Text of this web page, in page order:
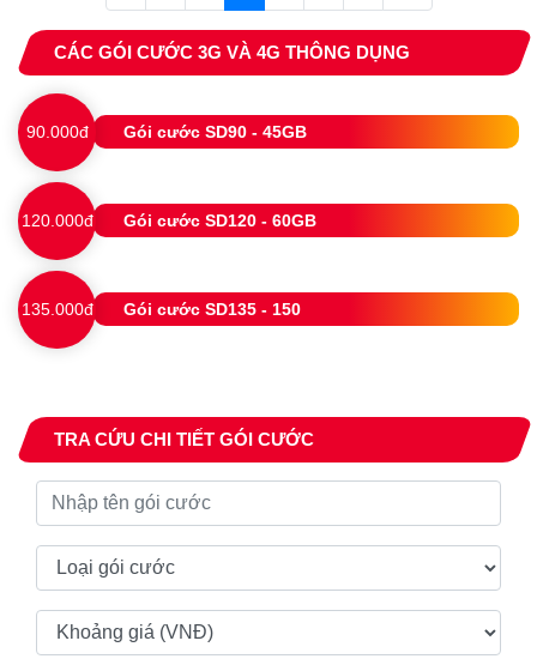
CÁC GÓI CƯỚC 3G VÀ 4G THÔNG DỤNG
90.000đ Gói cước SD90 - 45GB
120.000đ Gói cước SD120 - 60GB
135.000đ Gói cước SD135 - 150
TRA CỨU CHI TIẾT GÓI CƯỚC